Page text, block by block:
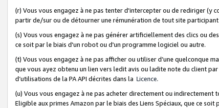
(r) Vous vous engagez à ne pas tenter d'intercepter ou de rediriger
partir de/sur ou de détourner une rémunération de tout site
(s) Vous vous engagez à ne pas générer artificiellement des clics ou
ce soit par le biais d'un robot ou d'un programme logiciel ou autre.
(t) Vous vous engagez à ne pas afficher ou utiliser d’une quelconque
que vous ayez obtenu un lien vers ledit avis ou ladite note du client
d’utilisations de la PA API décrites dans la Licence.
(u) Vous vous engagez à ne pas acheter directement ou
Eligible aux primes Amazon par le biais des Liens Spéciaux, que ce